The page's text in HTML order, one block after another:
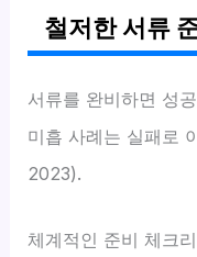
철저한 서류
서류를 완비하면 성
미흡 사례는 실패로
2023).
체계적인 준비 체크